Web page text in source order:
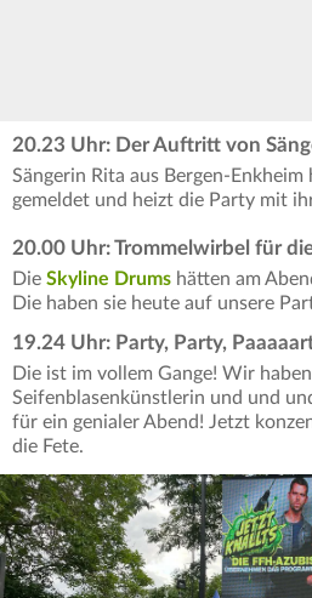
20.23 Uhr: Der Auftritt von
Sängerin Rita aus Bergen-
gemeldet und heizt die Party mit
20.00 Uhr: Trommelwirbel für
Die Skyline Drums hätten am
Die haben sie heute auf unsere
19.24 Uhr: Party, Party,
Die ist im vollem Gange! Wir
Seifenblasenkünstlerin und und
für ein genialer Abend! Jetzt
die Fete.